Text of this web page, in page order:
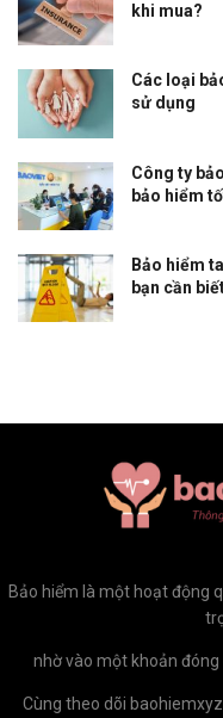
khi mua?
Các loại
sử dụng
Công ty
bảo hiểm
Bảo hiểm
bạn cần
Bảo hiểm là một hoạt động
nhờ vào một khoản
Cùng theo dõi